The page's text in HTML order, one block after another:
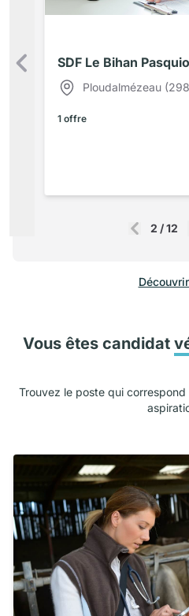
SDF Le Bihan
Ploudalmézeau
1 offre
2 /12
Vous êtes candidat
Trouvez le poste qui